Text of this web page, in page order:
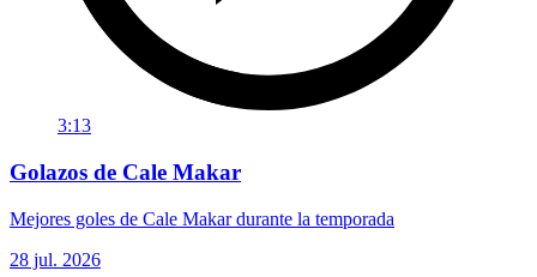
3:13
Golazos de Cale Makar
Mejores goles de Cale Makar durante la temporada
28 jul. 2026